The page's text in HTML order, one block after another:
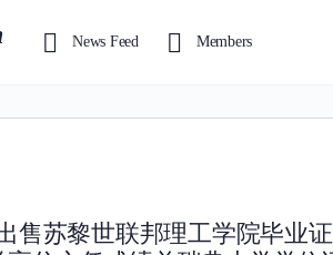
News Feed Members
售苏黎世联邦理工学院毕业